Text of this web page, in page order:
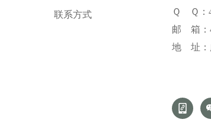
联系方式
Ｑ Ｑ：
邮 箱：
地 址：